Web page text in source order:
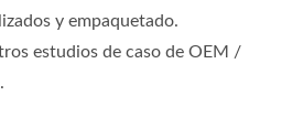
y empaquetado.
estudios de caso de OEM /